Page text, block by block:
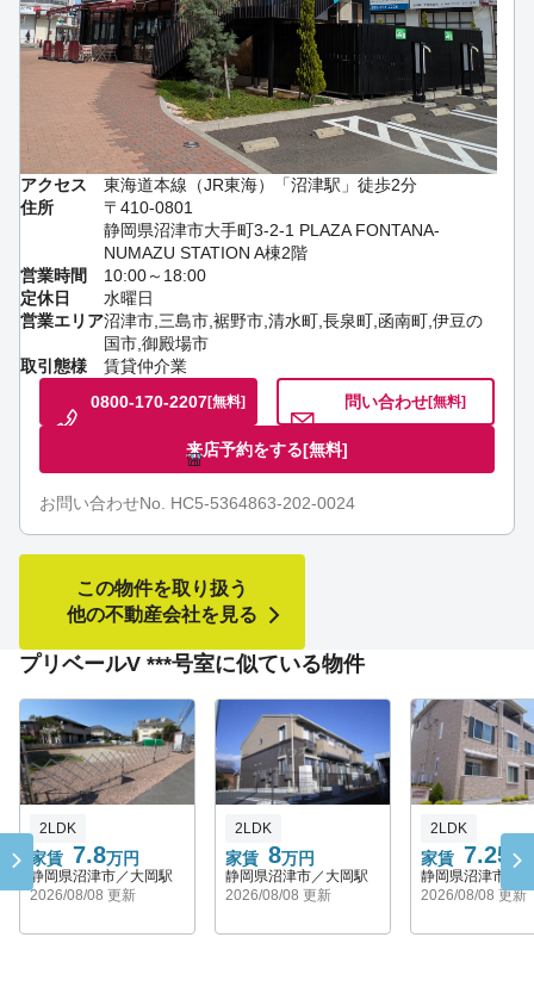
アクセス
東海道本線（JR東海）「沼津駅」徒歩2分
住所
〒410-0801
静岡県沼津市大手町3-2-1 PLAZA FONTANA-
NUMAZU STATION A棟2階
営業時間
10:00～18:00
定休日
水曜日
営業エリア沼津市,三島市,裾野市,清水町,長泉町,函南町,伊豆の
国市,御殿場市
取引態様
賃貸仲介業
0800-170-2207[無料] 問い合わせ[無料]
来店予約をする[無料]
お問い合わせNo. HC5-5364863-202-0024
この物件を取り扱う
他の不動産会社を見る
プリベールV ***号室に似ている物件
家賃 7.8万円
2LDK
静岡県沼津市／大岡駅
2026/08/08 更新
家賃 8万円
2LDK
静岡県沼津市／大岡駅
2026/08/08 更新
家賃 7.25 万
2LDK
静岡県沼津市／
2026/08/08 更新